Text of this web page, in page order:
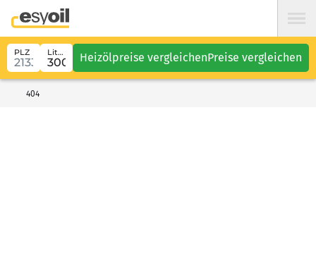
PLZ Liter Heizölpreise vergleichenPreise vergleichen
404